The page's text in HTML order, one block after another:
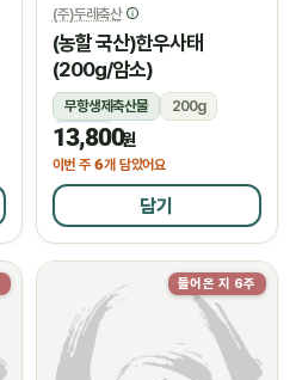
(주)두레축산
(농할 국산)한우사태
(200g/암소)
무항생제축산물
200g
냉장
13,800원
이번 주 6개 담았어요
담기
들어온 지 6주